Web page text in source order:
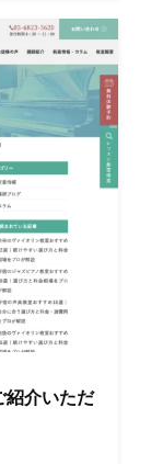
紹介いただ